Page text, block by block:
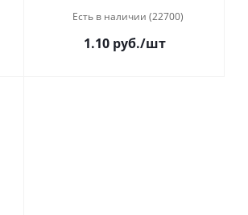
Есть в наличии (22700)
1.10 руб./шт